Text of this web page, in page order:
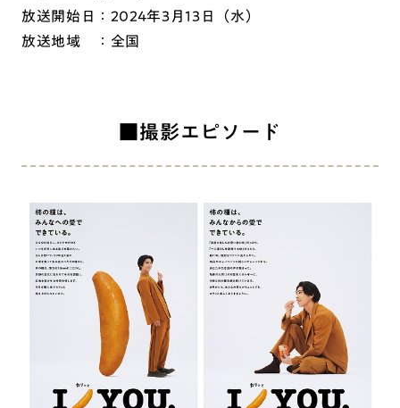
放送開始日：2024年3月13日（水）
放送地域 ：全国
■撮影エピソード